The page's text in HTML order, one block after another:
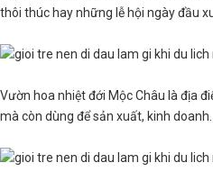
thôi thúc hay những lễ hội ngày đầu
Vườn hoa nhiệt đới Mộc Châu là địa
mà còn dùng để sản xuất, kinh doanh.